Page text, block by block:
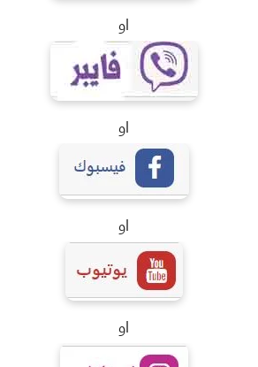
او
او
او
او